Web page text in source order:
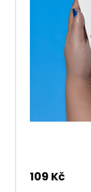
109 Kč